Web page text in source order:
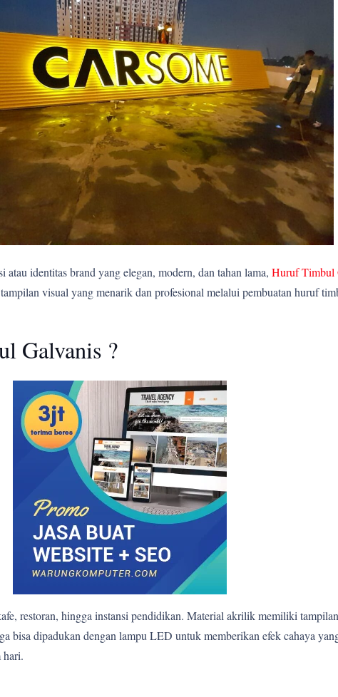
identitas brand yang elegan, modern, dan tahan lama, Huruf Timbul
visual yang menarik dan profesional melalui pembuatan huruf
Galvanis ?
restoran, hingga instansi pendidikan. Material akrilik memiliki
dipadukan dengan lampu LED untuk memberikan efek cahaya
hari.